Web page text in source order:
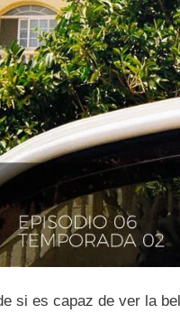
si es capaz de ver la